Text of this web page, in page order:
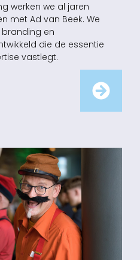
werken we al jaren
met Ad van Beek. We
en
die de essentie
vastlegt.